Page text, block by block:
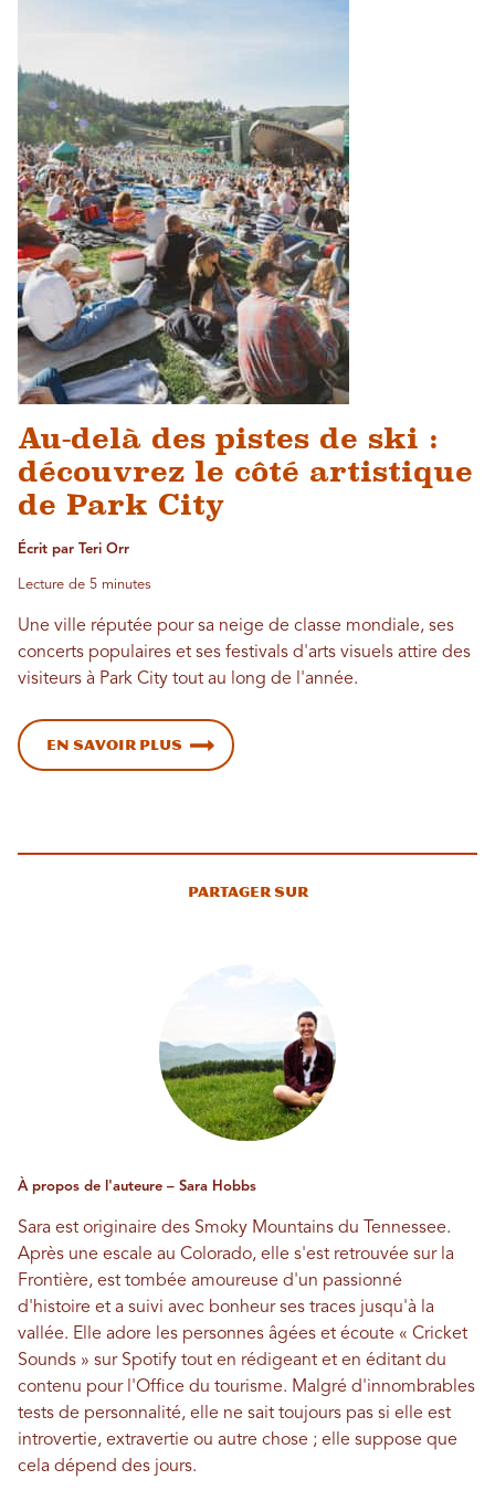
Au-delà des pistes de ski :
découvrez le côté artistique
de Park City
Écrit par Teri Orr
Lecture de 5 minutes
Une ville réputée pour sa neige de classe mondiale, ses
concerts populaires et ses festivals d'arts visuels attire des
visiteurs à Park City tout au long de l'année.
En savoir plus
Partager sur
À propos de l'auteure – Sara Hobbs
Sara est originaire des Smoky Mountains du Tennessee.
Après une escale au Colorado, elle s'est retrouvée sur la
Frontière, est tombée amoureuse d'un passionné
d'histoire et a suivi avec bonheur ses traces jusqu'à la
vallée. Elle adore les personnes âgées et écoute « Cricket
Sounds » sur Spotify tout en rédigeant et en éditant du
contenu pour l'Office du tourisme. Malgré d'innombrables
tests de personnalité, elle ne sait toujours pas si elle est
introvertie, extravertie ou autre chose ; elle suppose que
cela dépend des jours.